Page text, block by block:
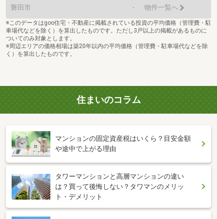
磐田市 - 物件一覧へ
※このデータはgoo住宅・不動産に掲載されている投資の平均価格（管理費・駐
車場代などを除く）を算出したものです。ただし3戸以上の掲載があるものに
ついてのみ対象とします。
※周辺エリアの価格相場は築20年以内の平均価格（管理費・駐車場代などを除
く）を算出したものです。
住まいのコラム
マンションの固定資産税はいくら？目安金額
や途中で上がる理由
タワーマンションと高層マンションの違い
は？買って後悔しない？タワマンのメリッ
ト・デメリット